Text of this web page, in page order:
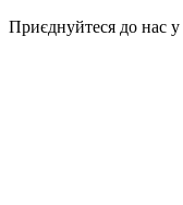
Приєднуйтеся до нас